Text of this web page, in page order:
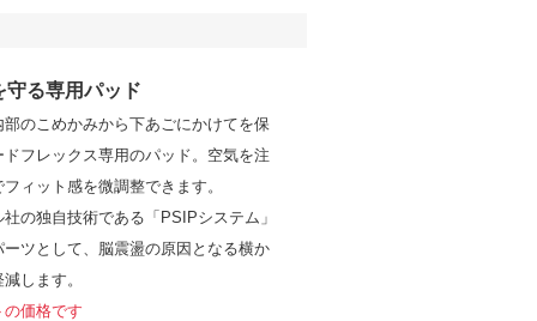
守る専用パッド
のこめかみから下あごにかけてを保
フレックス専用のパッド。空気を注
ィット感を微調整できます。
社の独自技術である「PSIPシステム」
ーツとして、脳震盪の原因となる横か
します。
価格です